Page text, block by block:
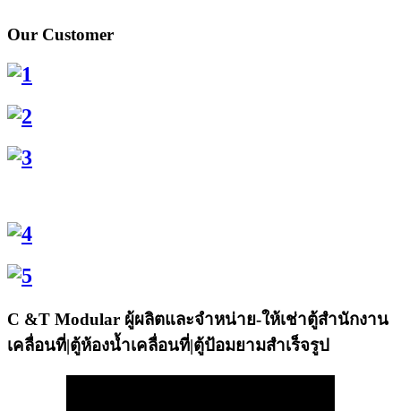
Our Customer
C &T Modular ผู้ผลิตและจำหน่าย-ให้เช่าตู้สำนักงาน
เคลื่อนที่|ตู้ห้องน้ำเคลื่อนที่|ตู้ป้อมยามสำเร็จรูป